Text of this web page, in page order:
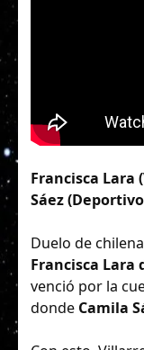
Francisca Lara
Sáez
Duelo de
Francisca Lara
venció por la
donde Camila